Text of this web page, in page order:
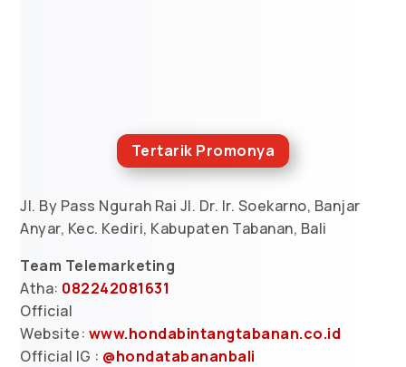
Tertarik Promonya
Jl. By Pass Ngurah Rai Jl. Dr. Ir. Soekarno, Banjar
Anyar, Kec. Kediri, Kabupaten Tabanan, Bali
Team Telemarketing
Atha: 082242081631
Official
Website: www.hondabintangtabanan.co.id
Official IG : @hondatabananbali